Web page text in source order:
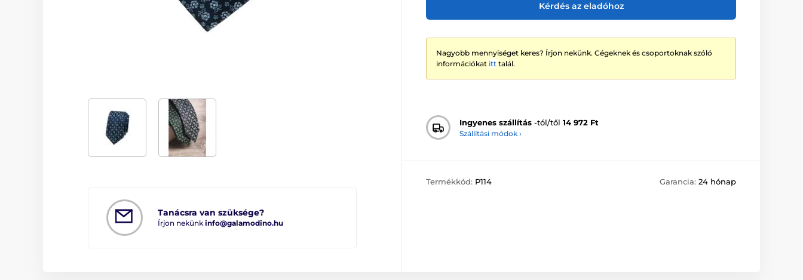
Tanácsra van szüksége?
Írjon nekünk info@galamodino.hu
Kérdés az eladóhoz
Nagyobb mennyiséget keres? Írjon nekünk. Cégeknek és csoportoknak szóló
információkat itt talál.
Ingyenes szállítás -tól/től 14 972 Ft
Szállítási módok ›
Termékkód: P114 Garancia: 24 hónap